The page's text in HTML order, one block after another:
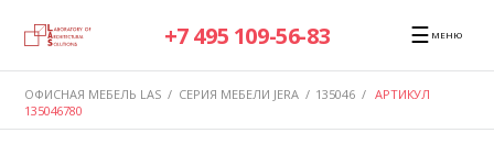
+7 495 109-56-83 ☰ МЕНЮ
ОФИСНАЯ МЕБЕЛЬ LAS / СЕРИЯ МЕБЕЛИ JERA / 135046 / АРТИКУЛ
135046780